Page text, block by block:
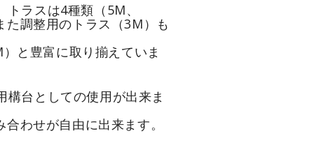
ラスは4種類（5M、
調整用のトラス（3M）も
と豊富に取り揃えていま
台としての使用が出来ま
わせが自由に出来ます。